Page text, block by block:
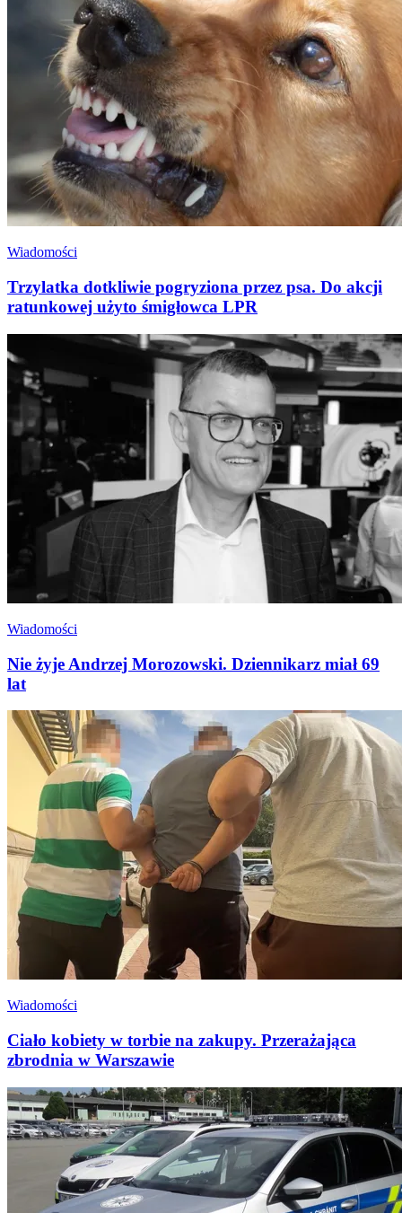
Wiadomości
Trzylatka dotkliwie pogryziona przez psa. Do akcji
ratunkowej użyto śmigłowca LPR
Wiadomości
Nie żyje Andrzej Morozowski. Dziennikarz miał 69
lat
Wiadomości
Ciało kobiety w torbie na zakupy. Przerażająca
zbrodnia w Warszawie